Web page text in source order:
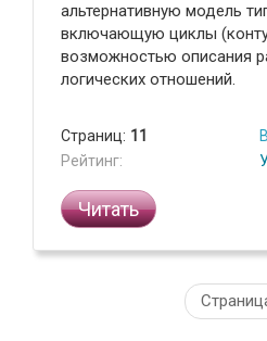
альтернативную модель
включающую циклы
возможностью описания
логических отношений.
Страниц: 11
Рейтинг:
Читать